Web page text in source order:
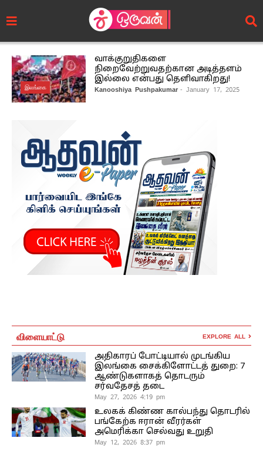
இலங்கை
வாக்குறுதிகளை
நிறைவேற்றுவதற்கான அடித்தளம்
இல்லை என்பது தெளிவாகிறது!
Kanooshiya Pushpakumar - January 17, 2025
விளையாட்டு EXPLORE ALL
அதிகாரப் போட்டியால் முடங்கிய
இலங்கை சைக்கிளோட்டத் துறை: 7
ஆண்டுகளாகத் தொடரும்
சர்வதேசத் தடை
May 27, 2026 4:19 pm
உலகக் கிண்ண கால்பந்து தொடரில்
பங்கேற்க ஈரான் வீரர்கள்
அமெரிக்கா செல்வது உறுதி
May 12, 2026 8:37 pm